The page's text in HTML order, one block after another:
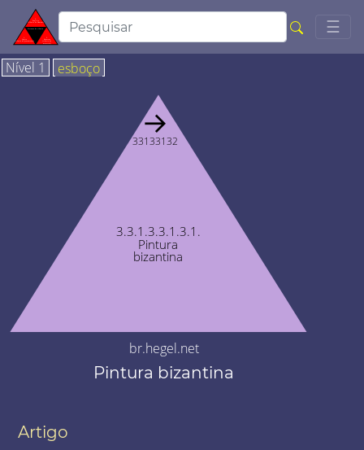
☰
Nível 1 esboço
3.3.1.3.3.1.3.1.
Pintura
bizantina
→
33133132
br.hegel.net
Pintura bizantina
Artigo